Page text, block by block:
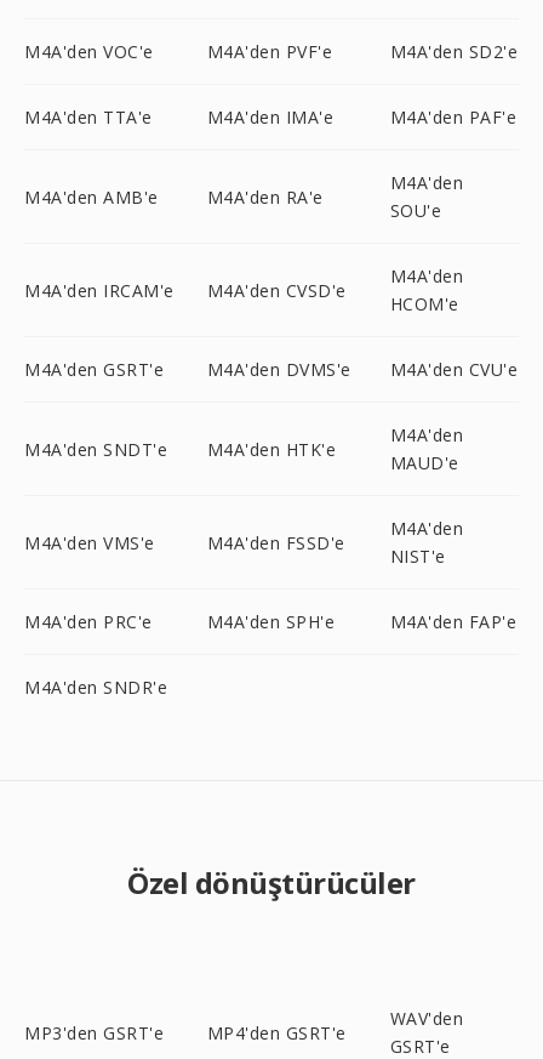
M4A'den VOC'e M4A'den PVF'e M4A'den SD2'e
M4A'den TTA'e M4A'den IMA'e M4A'den PAF'e
M4A'den AMB'e M4A'den RA'e
M4A'den
SOU'e
M4A'den IRCAM'e M4A'den CVSD'e
M4A'den
HCOM'e
M4A'den GSRT'e M4A'den DVMS'e M4A'den CVU'e
M4A'den SNDT'e M4A'den HTK'e
M4A'den
MAUD'e
M4A'den VMS'e M4A'den FSSD'e
M4A'den
NIST'e
M4A'den PRC'e M4A'den SPH'e M4A'den FAP'e
M4A'den SNDR'e
Özel dönüştürücüler
MP3'den GSRT'e MP4'den GSRT'e
WAV'den
GSRT'e